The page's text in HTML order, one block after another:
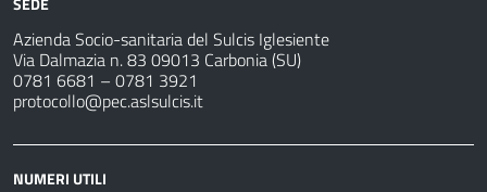
Azienda Socio-sanitaria del Sulcis Iglesiente
Via Dalmazia n. 83 09013 Carbonia (SU)
0781 6681 – 0781 3921
protocollo@pec.aslsulcis.it
NUMERI UTILI